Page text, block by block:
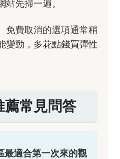
站先掃一遍。
免費取消的選項通常稍
變動，多花點錢買彈性
薦常見問答
最適合第一次來的觀